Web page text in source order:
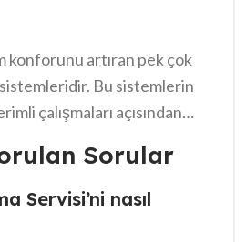
konforunu artıran pek çok
Bu sistemlerin
çalışmaları açısından
için profesyonel destek almak
Servisi telefon numarası
konuda alabileceğiniz en
Sorular
Servisi’ni nasıl